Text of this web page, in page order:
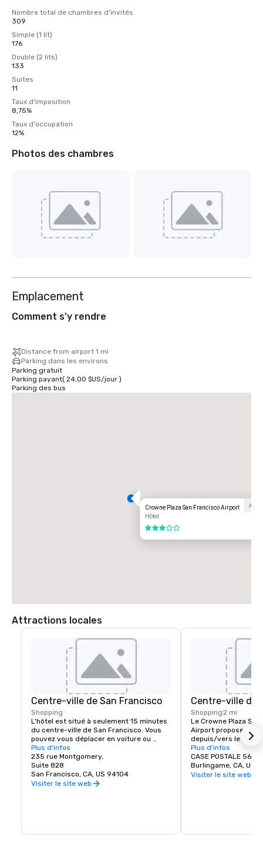
Nombre total de chambres d'invités
309
Simple (1 lit)
176
Double (2 lits)
133
Suites
11
Taux d'imposition
8,75%
Taux d'occupation
12%
Photos des chambres
Emplacement
Comment s'y rendre
Distance from airport 1 mi
Parking dans les environs
Parking gratuit
Parking payant( 24,00 $US/jour)
Parking des bus
Crowne Plaza San Francisco Airport
Hôtel
3 sur 5
Attractions locales
Centre-ville de San Francisco
Shopping
L'hôtel est situé à seulement 15 minutes
du centre-ville de San Francisco. Vous
pouvez vous déplacer en voiture ou
prendre notre navette jusqu'au BART
(Bay Area Rapid Transit) pour accéder à
la plus incroyable destination de
renommée mondiale.
Plus d'infos
235 rue Montgomery,
Suite 828
San Francisco, CA, US 94104
Visiter le site web
Centre-ville de
Shopping2 mi
Le Crowne Plaza
Airport propose une
depuis/vers le
Burlingame. Avec
boutiques et de
Plus d'infos
CASE POSTALE 563
Burlingame, CA, US
Visiter le site web